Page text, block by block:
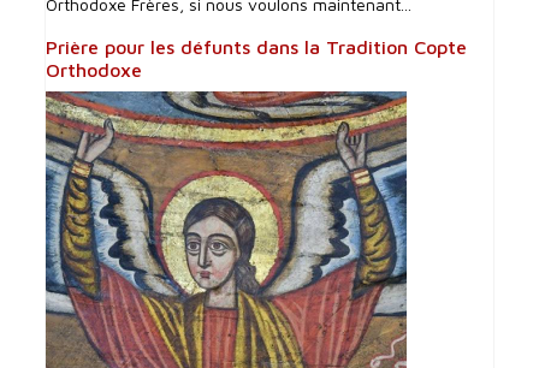
Orthodoxe Frères, si nous voulons maintenant...
Prière pour les défunts dans la Tradition Copte
Orthodoxe